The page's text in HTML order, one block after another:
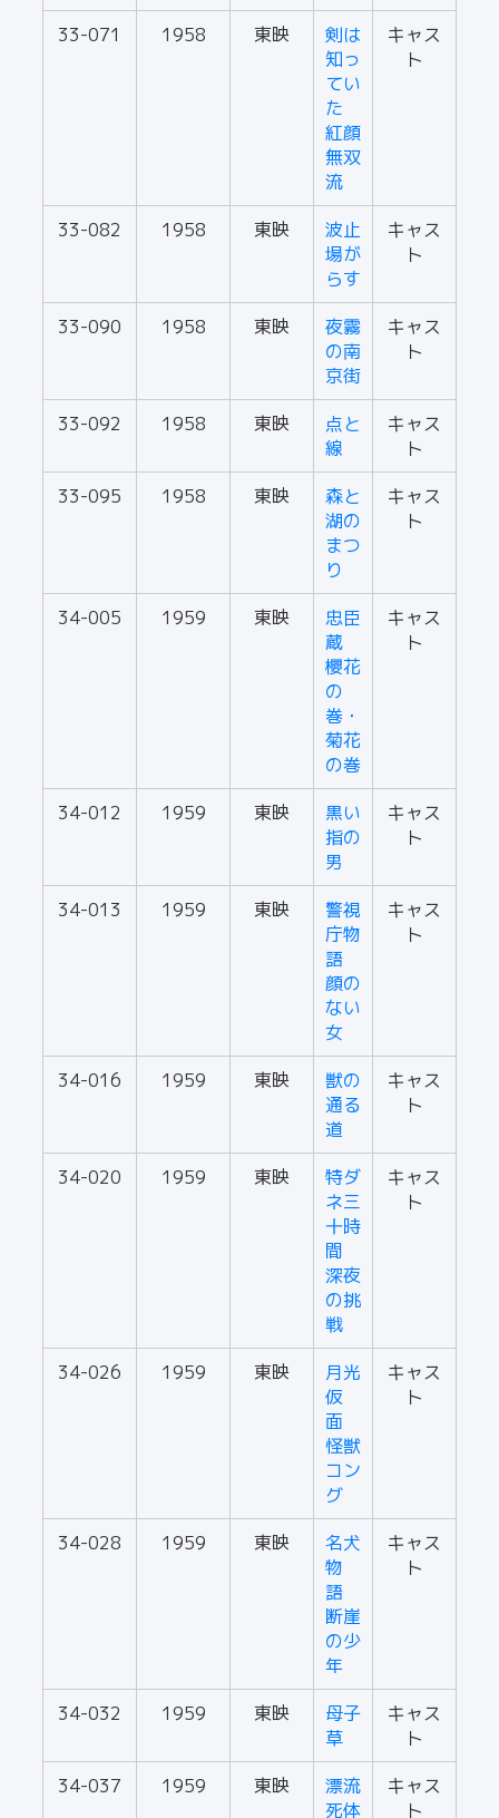
33-071 1958 東映
剣は
知っ
てい
た
紅顔
無双
流
キャス
ト
33-082 1958 東映
波止
場が
らす
キャス
ト
33-090 1958 東映
夜霧
の南
京街
キャス
ト
33-092 1958 東映
点と
線
キャス
ト
33-095
1958 東映
森と
湖の
まつ
り
キャス
ト
34-005 1959 東映
忠臣
蔵
櫻花
の
巻・
菊花
の巻
キャス
ト
34-012 1959 東映
黒い
指の
男
キャス
ト
34-013 1959 東映
警視
庁物
語
顔の
ない
女
キャス
ト
34-016 1959 東映
獣の
通る
道
キャス
ト
34-020 1959 東映
特ダ
ネ三
十時
間
深夜
の挑
戦
キャス
ト
34-026 1959 東映
月光
仮
面
怪獣
コン
グ
キャス
ト
34-028 1959 東映
名犬
物
語
断崖
の少
年
キャス
ト
34-032 1959 東映
母子
草
キャス
ト
34-037
1959 東映
漂流
死体
キャス
ト